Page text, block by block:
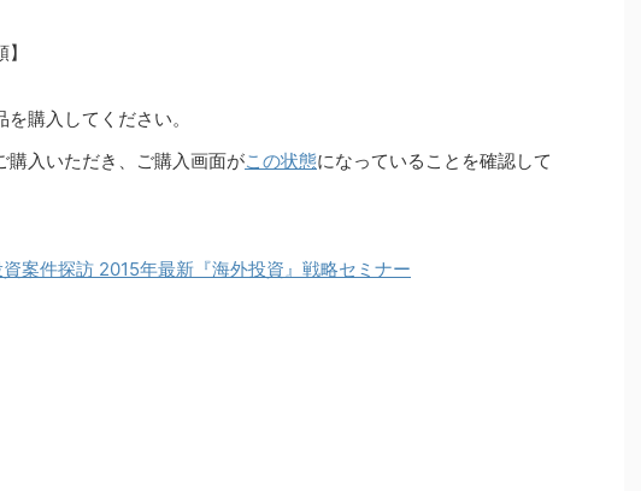
購入してください。
購入いただき、ご購入画面がこの状態になっていることを確認して
案件探訪 2015年最新『海外投資』戦略セミナー